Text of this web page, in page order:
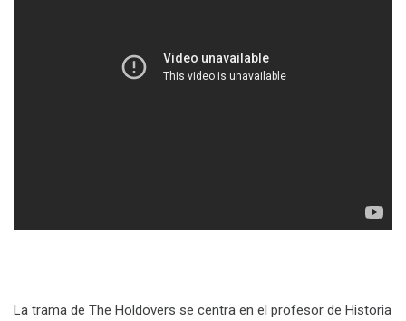
La trama de The Holdovers se centra en el profesor de Historia